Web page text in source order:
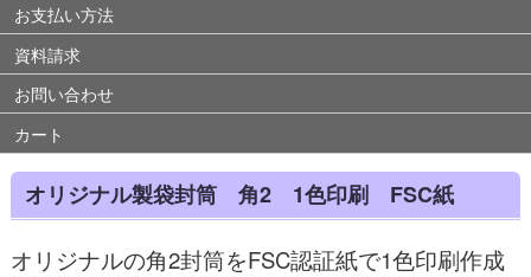
お支払い方法
資料請求
お問い合わせ
カート
オリジナル製袋封筒 角2 1色印刷 FSC紙
オリジナルの角2封筒をFSC認証紙で1色印刷作成